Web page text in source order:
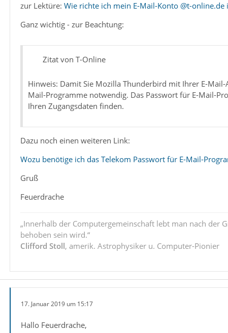
zur Lektüre: Wie richte ich mein E-Mail-Konto @t-online.de
Ganz wichtig - zur Beachtung:
Zitat von T-Online
Hinweis: Damit Sie Mozilla Thunderbird mit Ihrer E-
Mail-Programme notwendig. Das Passwort für E-Mail-
Ihren Zugangsdaten finden.
Dazu noch einen weiteren Link:
Wozu benötige ich das Telekom Passwort für E-Mail-
Gruß
Feuerdrache
„Innerhalb der Computergemeinschaft lebt man nach der
behoben sein wird.“
Clifford Stoll, amerik. Astrophysiker u. Computer-Pionier
17. Januar 2019 um 15:17
Hallo Feuerdrache,